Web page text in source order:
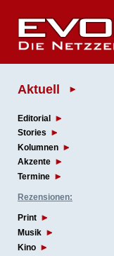
Aktuell
Editorial
Stories
Kolumnen
Akzente
Termine
Rezensionen:
Print
Musik
Kino